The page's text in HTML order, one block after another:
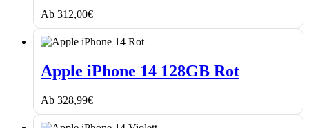
Polarstern
Ab 312,00€
iPhone
14
Rot
Apple iPhone 14 128GB Rot
Ab 328,99€